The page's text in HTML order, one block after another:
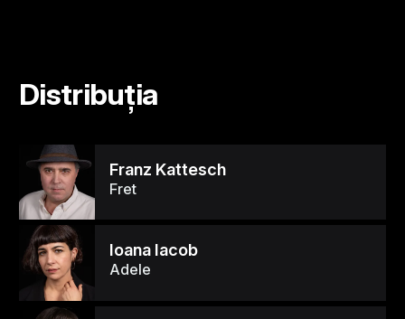
Distribuția
Franz Kattesch
Fret
Ioana Iacob
Adele